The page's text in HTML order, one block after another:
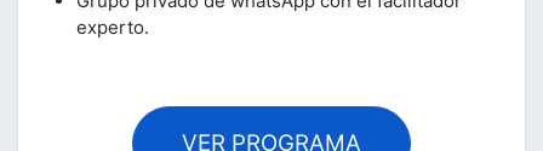
experto.
VER PROGRAMA